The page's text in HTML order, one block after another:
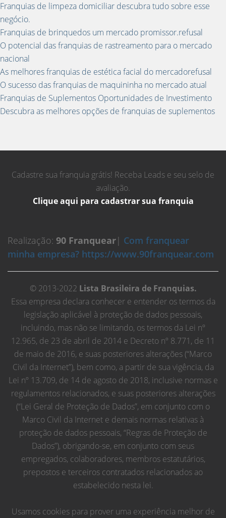
Franquias de limpeza domiciliar descubra tudo sobre esse
negócio.
Franquias de brinquedos um mercado promissor.refusal
O potencial das franquias de rastreamento para o mercado
nacional
As melhores franquias de estética facial do mercadorefusal
O sucesso das franquias de maquininha no mercado atual
Franquias de Suplementos Oportunidades de Investimento
Descubra as melhores opções de franquias de suplementos
Cadastre sua franquia grátis! Receba Leads e seu selo de
avaliação.
Clique aqui para cadastrar sua franquia
Realização: 90 Franquear| Com franquear
minha empresa? https://www.90franquear.com
© 2013-2022 Lista Brasileira de Franquias.
Essa empresa declara conhecer e entender os termos da
legislação aplicável à proteção de dados pessoais,
incluindo, mas não se limitando, os termos da Lei nº
12.965, de 23 de abril de 2014 e Decreto nº 8.771, de 11
de maio de 2016, e suas posteriores alterações (“Marco
Civil da Internet”), bem como, a partir de sua vigência, da
Lei nº 13.709, de 14 de agosto de 2018, inclusive normas e
regulamentos relacionados, e suas posteriores alterações
(“Lei Geral de Proteção de Dados”, em conjunto com o
Marco Civil da Internet e demais normas relativas à
proteção de dados pessoais, “Regras de Proteção de
Dados”), obrigando-se, em conjunto com seus
empregados, colaboradores, membros estatutários,
prepostos e terceiros contratados relacionados ao
estabelecido nesta lei.
Usamos cookies para prover uma experiência melhor de